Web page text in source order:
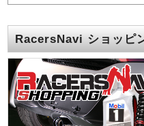
RacersNavi ショッピ